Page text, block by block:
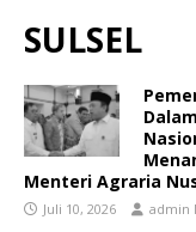
SULSEL
Menteri Agraria
Juli 10, 2026 admin